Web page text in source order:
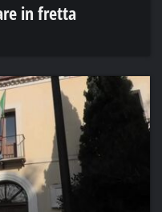
in fretta